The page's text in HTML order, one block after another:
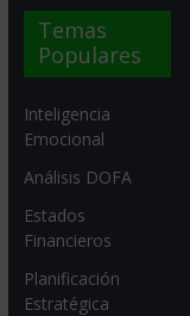
Temas
Populares
Inteligencia
Emocional
Análisis DOFA
Estados
Financieros
Planificación
Estratégica